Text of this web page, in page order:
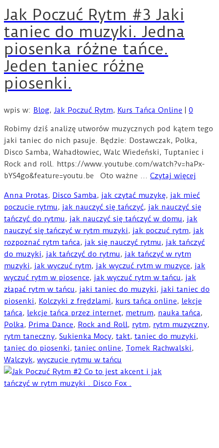
Jak Poczuć Rytm #3 Jaki
taniec do muzyki. Jedna
piosenka różne tańce.
Jeden taniec różne
piosenki.
wpis w: Blog, Jak Poczuć Rytm, Kurs Tańca Online 0
Robimy dziś analizę utworów muzycznych pod kątem tego
jaki taniec do nich pasuje. Będzie: Dostawczak, Polka,
Disco Samba, Wahadłowiec, Walc Wiedeński, Tuptaniec i
Rock and roll. https://www.youtube.com/watch?v=haPx-
bYS4go&feature=youtu.be Oto ważne … Czytaj więcej
Anna Protas, Disco Samba, jak czytać muzykę, jak mieć
poczucie rytmu, jak nauczyć się tańczyć, jak nauczyć się
tańczyć do rytmu, jak nauczyć się tańczyć w domu, jak
nauczyć się tańczyć w rytm muzyki, jak poczuć rytm, jak
rozpoznać rytm tańca, jak się nauczyć rytmu, jak tańczyć
do muzyki, jak tańczyć do rytmu, jak tańczyć w rytm
muzyki, jak wyczuć rytm, jak wyczuć rytm w muzyce, jak
wyczuć rytm w piosence, jak wyczuć rytm w tańcu, jak
złapać rytm w tańcu, jaki taniec do muzyki, jaki taniec do
piosenki, Kolczyki z frędzlami, kurs tańca online, lekcje
tańca, lekcje tańca przez internet, metrum, nauka tańca,
Polka, Prima Dance, Rock and Roll, rytm, rytm muzyczny,
rytm taneczny, Sukienka Mocy, takt, taniec do muzyki,
taniec do piosenki, taniec online, Tomek Rachwalski,
Walczyk, wyczucie rytmu w tańcu